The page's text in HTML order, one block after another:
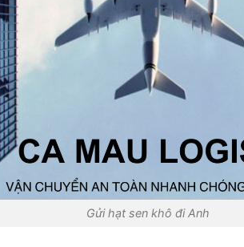
Gửi hạt sen khô đi Anh